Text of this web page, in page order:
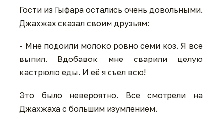
Гости из Гыфара остались очень довольными.
Джахжах сказал своим друзьям:
- Мне подоили молоко ровно семи коз. Я все
выпил. Вдобавок мне сварили целую
кастрюлю еды. И её я съел всю!
Это было невероятно. Все смотрели на
Джахжаха с большим изумлением.